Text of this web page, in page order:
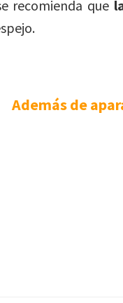
recomienda que
Además de